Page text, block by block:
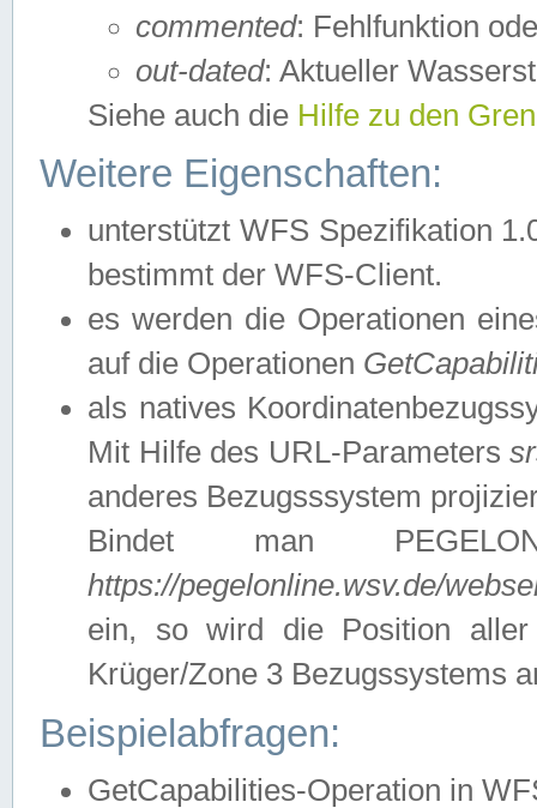
commented: Fehlfunktion
out-dated: Aktueller
Siehe auch die Hilfe zu den
Weitere Eigenschaften:
unterstützt WFS Spezifikation
bestimmt der WFS-Client.
es werden die Operationen
auf die Operationen
als natives
Mit Hilfe des URL-Parameters
anderes Bezugsssystem
Bindet man
https://pegelonline.wsv.de/
ein, so wird die Position
Krüger/Zone 3 Bezugssystems
Beispielabfragen:
GetCapabilities-Operation in